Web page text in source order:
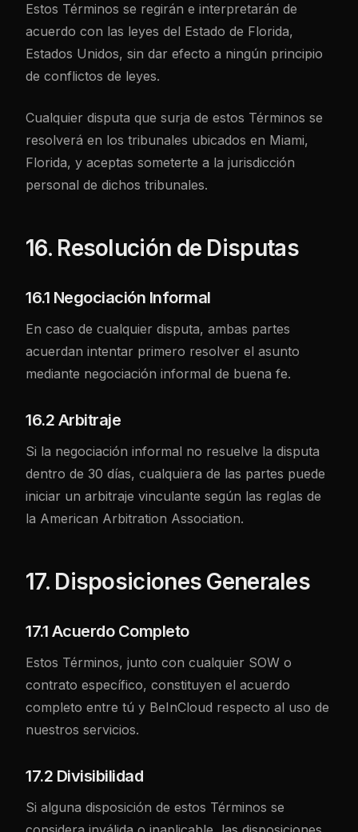
Estos Términos se regirán e interpretarán de
acuerdo con las leyes del Estado de Florida,
Estados Unidos, sin dar efecto a ningún principio
de conflictos de leyes.
Cualquier disputa que surja de estos Términos se
resolverá en los tribunales ubicados en Miami,
Florida, y aceptas someterte a la jurisdicción
personal de dichos tribunales.
16. Resolución de Disputas
16.1 Negociación Informal
En caso de cualquier disputa, ambas partes
acuerdan intentar primero resolver el asunto
mediante negociación informal de buena fe.
16.2 Arbitraje
Si la negociación informal no resuelve la disputa
dentro de 30 días, cualquiera de las partes puede
iniciar un arbitraje vinculante según las reglas de
la American Arbitration Association.
17. Disposiciones Generales
17.1 Acuerdo Completo
Estos Términos, junto con cualquier SOW o
contrato específico, constituyen el acuerdo
completo entre tú y BeInCloud respecto al uso de
nuestros servicios.
17.2 Divisibilidad
Si alguna disposición de estos Términos se